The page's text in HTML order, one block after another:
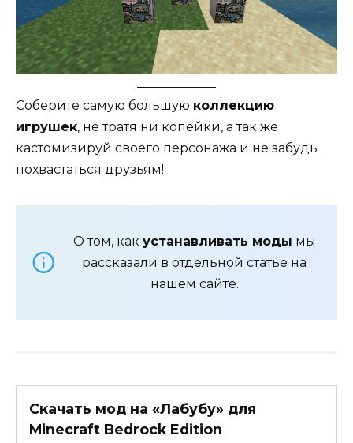
Соберите самую большую коллекцию
игрушек, не тратя ни копейки, а так же
кастомизируй своего персонажа и не забудь
похвастаться друзьям!
О том, как устанавливать моды мы
рассказали в отдельной статье на
нашем сайте.
Скачать мод на «Лабубу» для
Minecraft Bedrock Edition